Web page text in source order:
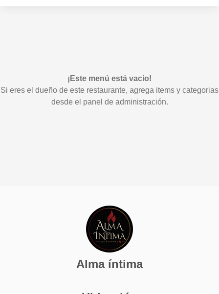
¡Este menú está vacío!
Si eres el dueño de este restaurante, agrega items y categorias
desde el panel de administración.
Alma íntima